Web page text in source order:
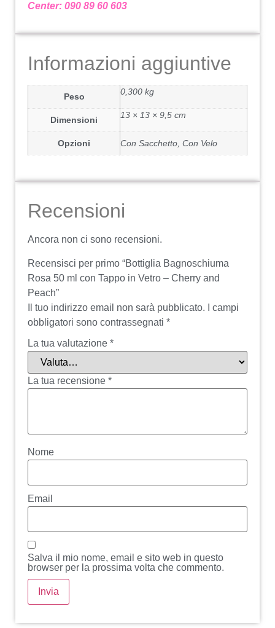
Center: 090 89 60 603
Informazioni aggiuntive
Peso 0,300 kg
Dimensioni 13 × 13 × 9,5 cm
Opzioni Con Sacchetto, Con Velo
Recensioni
Ancora non ci sono recensioni.
Recensisci per primo “Bottiglia Bagnoschiuma
Rosa 50 ml con Tappo in Vetro – Cherry and
Peach”
Il tuo indirizzo email non sarà pubblicato.
I campi
obbligatori sono contrassegnati *
La tua valutazione *
La tua recensione *
Nome
Email
Salva il mio nome, email e sito web in questo
browser per la prossima volta che commento.